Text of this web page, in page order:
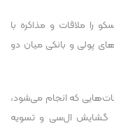
را ملاقات و مذاکره با
پولی و بانکی میان دو
که انجام می‌شود،
گشایش ال‌سی و تسویه